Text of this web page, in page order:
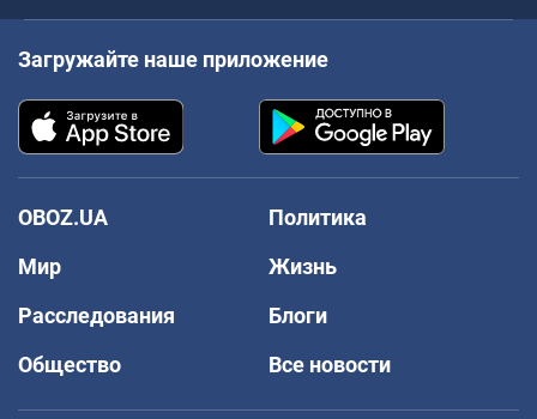
Загружайте наше приложение
OBOZ.UA
Политика
Мир
Жизнь
Расследования
Блоги
Общество
Все новости